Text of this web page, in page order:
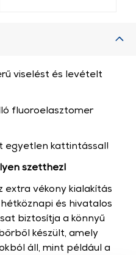
viselést és levételt
fluoroelasztomer
egyetlen kattintással!
szetthez!
extra vékony kialakítás
és hivatalos
biztosítja a könnyű
készült, amely
áll, mint például a